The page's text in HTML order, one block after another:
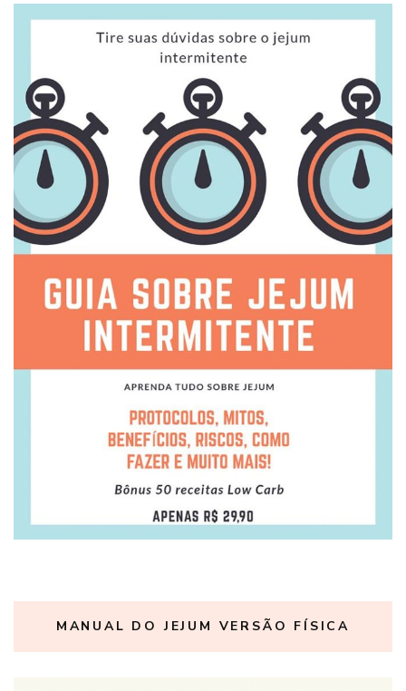
MANUAL DO JEJUM VERSÃO FÍSICA